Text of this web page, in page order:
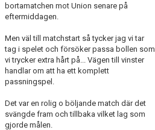
bortamatchen mot Union senare på
eftermiddagen.
Men väl till matchstart så tycker jag vi tar
tag i spelet och försöker passa bollen som
vi trycker extra hårt på... Vägen till vinster
handlar om att ha ett komplett
passningspel.
Det var en rolig o böljande match där det
svängde fram och tillbaka vilket lag som
gjorde målen.